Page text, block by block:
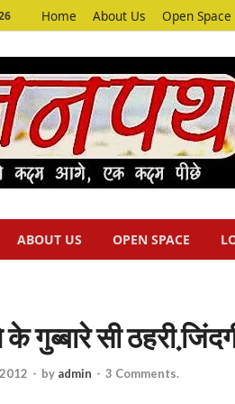
Home About Us Open Space
ABOUT US OPEN SPACE
गुब्‍बारे सी ठहरी
- by admin - 3 Comments.